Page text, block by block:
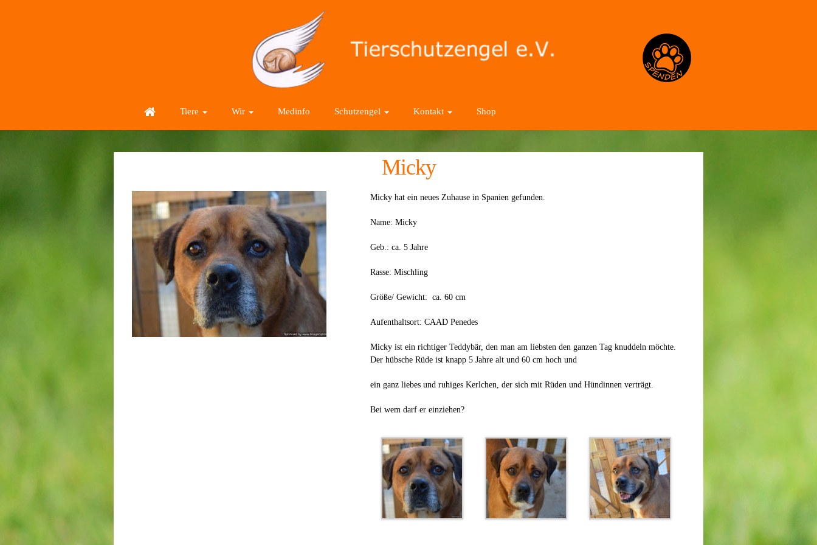
Tiere Wir Medinfo Schutzengel Kontakt Shop
Micky
Micky hat ein neues Zuhause in Spanien gefunden.
Name: Micky
Geb.: ca. 5 Jahre
Rasse: Mischling
Größe/ Gewicht: ca. 60 cm
Aufenthaltsort: CAAD Penedes
Micky ist ein richtiger Teddybär, den man am liebsten den ganzen Tag knuddeln möchte.
Der hübsche Rüde ist knapp 5 Jahre alt und 60 cm hoch und
ein ganz liebes und ruhiges Kerlchen, der sich mit Rüden und Hündinnen verträgt.
Bei wem darf er einziehen?